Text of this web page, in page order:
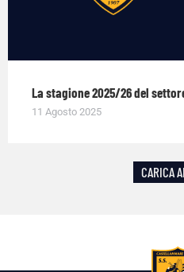
La stagione 2025/26 del
11 Agosto 2025
CARICA